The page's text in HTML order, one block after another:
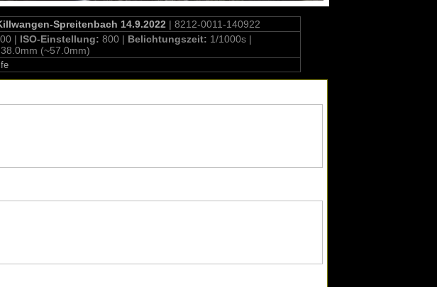
Spreitenbach 14.9.2022 | 8212-0011-140922
| ISO-Einstellung: 800 | Belichtungszeit: 1/1000s |
38.0mm (~57.0mm)